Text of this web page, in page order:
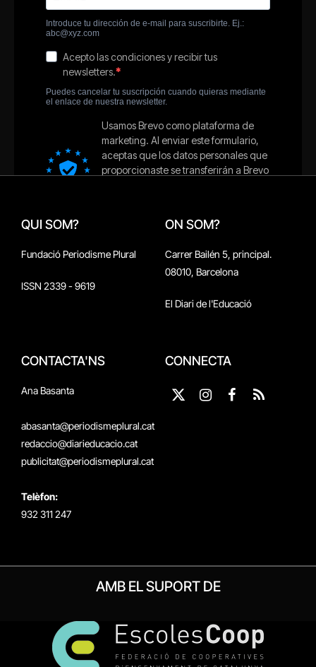
QUI SOM?
Fundació Periodisme Plural
ISSN 2339 - 9619
ON SOM?
Carrer Bailén 5, principal.
08010, Barcelona
El Diari de l'Educació
CONTACTA'NS
Ana Basanta
abasanta@periodismeplural.cat
redaccio@diarieducacio.cat
publicitat@periodismeplural.cat
Telèfon:
932 311 247
CONNECTA
X
Instagram
Facebook
RSS
AMB EL SUPORT DE